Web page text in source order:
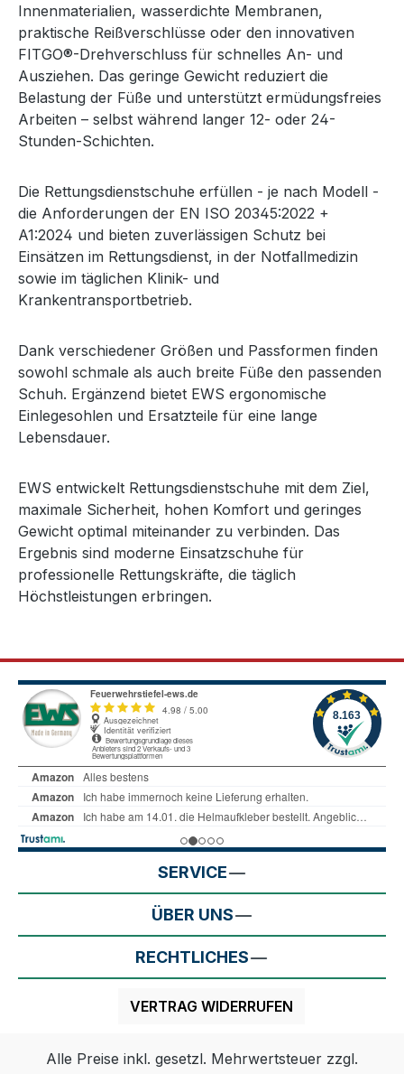
Innenmaterialien, wasserdichte Membranen,
praktische Reißverschlüsse oder den innovativen
FITGO®-Drehverschluss für schnelles An- und
Ausziehen. Das geringe Gewicht reduziert die
Belastung der Füße und unterstützt ermüdungsfreies
Arbeiten – selbst während langer 12- oder 24-
Stunden-Schichten.
Die Rettungsdienstschuhe erfüllen - je nach Modell -
die Anforderungen der EN ISO 20345:2022 +
A1:2024 und bieten zuverlässigen Schutz bei
Einsätzen im Rettungsdienst, in der Notfallmedizin
sowie im täglichen Klinik- und
Krankentransportbetrieb.
Dank verschiedener Größen und Passformen finden
sowohl schmale als auch breite Füße den passenden
Schuh. Ergänzend bietet EWS ergonomische
Einlegesohlen und Ersatzteile für eine lange
Lebensdauer.
EWS entwickelt Rettungsdienstschuhe mit dem Ziel,
maximale Sicherheit, hohen Komfort und geringes
Gewicht optimal miteinander zu verbinden. Das
Ergebnis sind moderne Einsatzschuhe für
professionelle Rettungskräfte, die täglich
Höchstleistungen erbringen.
SERVICE
ÜBER UNS
RECHTLICHES
VERTRAG WIDERRUFEN
Alle Preise inkl. gesetzl. Mehrwertsteuer zzgl.